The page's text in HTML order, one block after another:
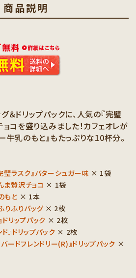
商品説明
＆ドリップパックに、人気の『完璧
ョコを盛り込みました！カフェオレが
牛乳のもと』もたっぷりな10杯分。
ラスク』バターシュガー味 × 1袋
贅沢チョコ × 1袋
もと × 1本
りふりバッグ× 2枚
リップパック × 2枚
』ドリップパック × 2枚
ードフレンドリー(R)』ドリップパック ×